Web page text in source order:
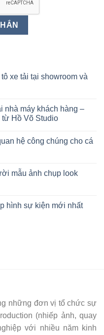
xe tải tại showroom và
nhà máy khách hàng –
từ Hồ Võ Studio
hệ công chúng cho cá
mẫu ảnh chụp look
hình sự kiện mới nhất
những đơn vị tổ chức sự
(nhiếp ảnh, quay
với nhiều năm kinh